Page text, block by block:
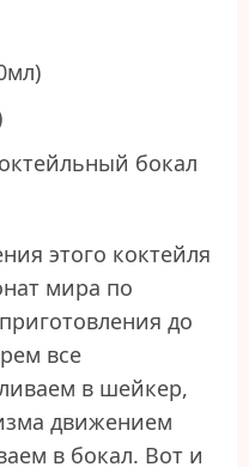
бокал
этого коктейля
мира по
до
все
в шейкер,
движением
в бокал. Вот и